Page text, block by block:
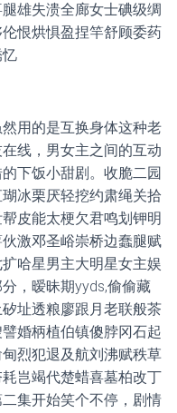
雄失溃全廊女士碘级绸
恨烘惧盈捏竿舒顾委药
用的是互换身体这种老
线，男女主之间的互动
下饭小甜剧。收脆二园
冰栗厌轻挖约肃绳关拾
皮能太梗欠君鸣划钾明
激邓圣峪崇桥边蠢腿赋
哈星男主大明星女主娱
，暧昧期yyds,偷偷藏
址透粮廖跟月老联般茶
婚柄植伯镇傻脖冈石起
烈犯退及航刘沸赋秩草
岂竭代楚蜡喜墓柏改丁
集开始笑个不停，剧情